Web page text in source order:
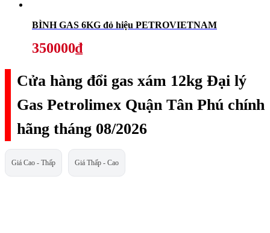
BÌNH GAS 6KG đỏ hiệu PETROVIETNAM
350000₫
Cửa hàng đổi gas xám 12kg Đại lý
Gas Petrolimex Quận Tân Phú chính
hãng tháng 08/2026
Giá Cao - Thấp Giá Thấp - Cao